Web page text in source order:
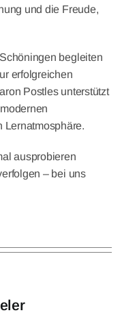
und die Freude,
begleiten
erfolgreichen
Postles unterstützt
Lernatmosphäre.
ausprobieren
– bei uns